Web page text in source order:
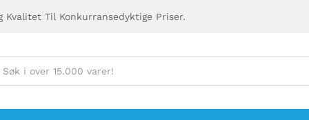
Kvalitet Til Konkurransedyktige Priser.